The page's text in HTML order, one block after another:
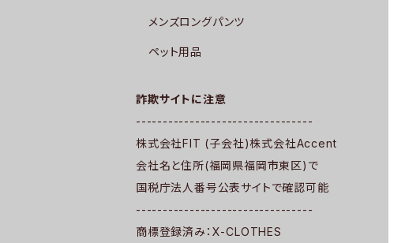
メンズロングパンツ
ペット用品
詐欺サイトに注意
---------------------------------
株式会社FIT (子会社)株式会社Accent
会社名と住所(福岡県福岡市東区)で
国税庁法人番号公表サイトで確認可能
---------------------------------
商標登録済み：X-CLOTHES